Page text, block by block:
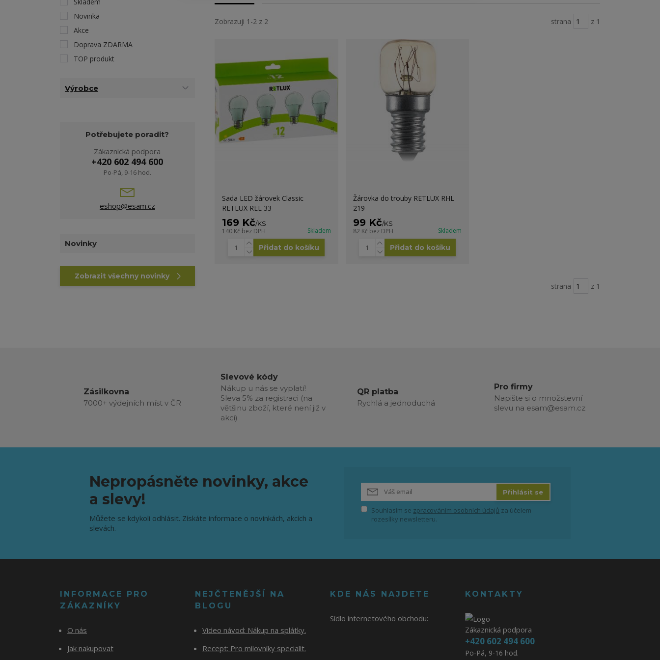
Zobrazuji 1-2 z 2 strana z 1
Sada LED žárovek Classic
RETLUX REL 33
169 Kč/KS
140 Kč bez DPH Skladem
Přidat do košíku
Žárovka do trouby RETLUX RHL
219
99 Kč/KS
82 Kč bez DPH Skladem
Přidat do košíku
strana z 1
Novinka
Akce
Doprava ZDARMA
TOP produkt
Výrobce
Potřebujete poradit?
Zákaznická podpora
+420 602 494 600
Po-Pá, 9-16 hod.
eshop@esam.cz
Novinky
Zobrazit všechny novinky
Zásilkovna
7000+ výdejních míst v ČR
Slevové kódy
Nákup u nás se vyplatí!
Sleva 5% za registraci (na
většinu zboží, které není již v
akci)
QR platba
Rychlá a jednoduchá
Pro firmy
Napište si o množstevní
slevu na esam@esam.cz
Nepropásněte novinky, akce
a slevy!
Můžete se kdykoli odhlásit. Získáte informace o novinkách, akcích a
slevách.
Přihlásit se
Souhlasím se zpracováním osobních údajů za účelem
rozesílky newsletteru.
INFORMACE PRO
ZÁKAZNÍKY
O nás
Jak nakupovat
NEJČTENĚJŠÍ NA
BLOGU
Video návod: Nákup na splátky.
Recept: Pro milovníky specialit.
KDE NÁS NAJDETE
Sídlo internetového obchodu:
KONTAKTY
Zákaznická podpora
+420 602 494 600
Po-Pá, 9-16 hod.